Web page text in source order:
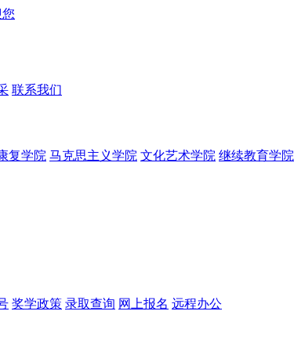
联系我们
复学院 马克思主义学院 文化艺术学院 继续教育学院
奖学政策 录取查询 网上报名 远程办公